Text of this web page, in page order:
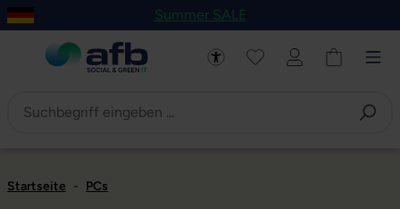
Hauptinhalt springen
Zur Navigation der B2B-Plattform springen
Summer SALE
Startseite - PCs